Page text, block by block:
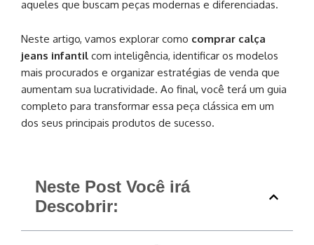
aqueles que buscam peças modernas e diferenciadas.
Neste artigo, vamos explorar como comprar calça
jeans infantil com inteligência, identificar os modelos
mais procurados e organizar estratégias de venda que
aumentam sua lucratividade. Ao final, você terá um guia
completo para transformar essa peça clássica em um
dos seus principais produtos de sucesso.
Neste Post Você irá
Descobrir: